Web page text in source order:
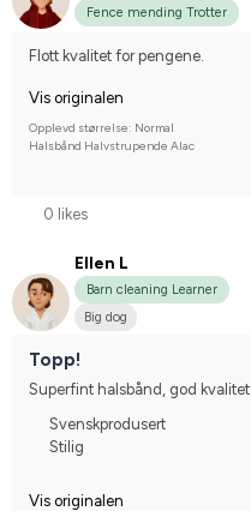
Fence mending Trotter
Flott kvalitet for pengene.
Vis originalen
Opplevd størrelse: Normal
Halsbånd Halvstrupende Alac
0 likes
Ellen L
Barn cleaning Learner
Big dog
Topp!
Superfint halsbånd, god kvalitet
Svenskprodusert
Stilig
Vis originalen